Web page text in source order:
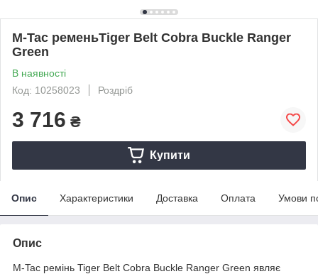
M-Tac ременьTiger Belt Cobra Buckle Ranger
Green
В наявності
Код: 10258023
Роздріб
3 716 ₴
Купити
Опис Характеристики Доставка Оплата Умови
Опис
M-Tac ремінь Tiger Belt Cobra Buckle Ranger Green являє